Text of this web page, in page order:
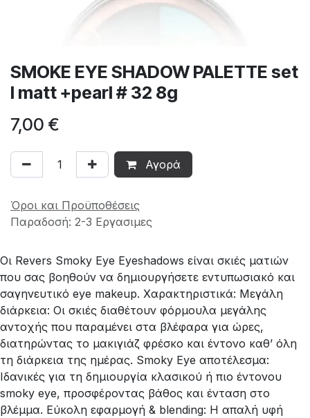
SMOKE EYE SHADOW PALETTE set
I matt +pearl # 32 8g
7,00 €
Αγορά
Όροι και Προϋποθέσεις
Παραδοσή: 2-3 Εργασιμες
Οι Revers Smoky Eye Eyeshadows είναι σκιές ματιών
που σας βοηθούν να δημιουργήσετε εντυπωσιακό και
σαγηνευτικό eye makeup. Χαρακτηριστικά: Μεγάλη
διάρκεια: Οι σκιές διαθέτουν φόρμουλα μεγάλης
αντοχής που παραμένει στα βλέφαρα για ώρες,
διατηρώντας το μακιγιάζ φρέσκο και έντονο καθ’ όλη
τη διάρκεια της ημέρας. Smoky Eye αποτέλεσμα:
Ιδανικές για τη δημιουργία κλασικού ή πιο έντονου
smoky eye, προσφέροντας βάθος και ένταση στο
βλέμμα. Εύκολη εφαρμογή & blending: Η απαλή υφή